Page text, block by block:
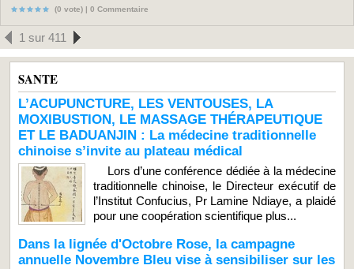
(0 vote) | 0 Commentaire
1 sur 411
SANTE
L’ACUPUNCTURE, LES VENTOUSES, LA
MOXIBUSTION, LE MASSAGE THÉRAPEUTIQUE
ET LE BADUANJIN : La médecine traditionnelle
chinoise s’invite au plateau médical
Lors d’une conférence dédiée à la médecine
traditionnelle chinoise, le Directeur exécutif de
l’Institut Confucius, Pr Lamine Ndiaye, a plaidé
pour une coopération scientifique plus...
Dans la lignée d'Octobre Rose, la campagne
annuelle Novembre Bleu vise à sensibiliser sur les